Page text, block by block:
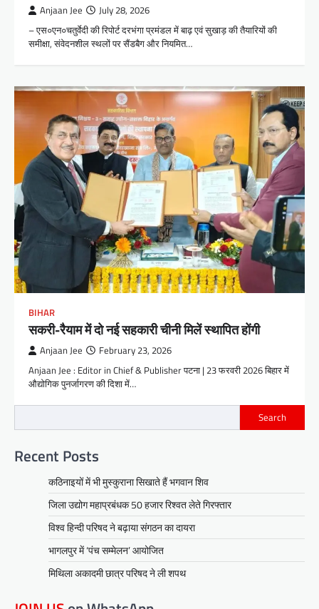
Anjaan Jee July 28, 2026
– एस०एन०चतुर्वेदी की रिपोर्ट दरभंगा प्रमंडल में बाढ़ एवं सुखाड़ की तैयारियों की
समीक्षा, संवेदनशील स्थलों पर सैंडबैग और नियमित…
BIHAR
सकरी-रैयाम में दो नई सहकारी चीनी मिलें स्थापित होंगी
Anjaan Jee February 23, 2026
Anjaan Jee : Editor in Chief & Publisher पटना | 23 फरवरी 2026 बिहार में
औद्योगिक पुनर्जागरण की दिशा में…
Search
Recent Posts
कठिनाइयों में भी मुस्कुराना सिखाते हैं भगवान शिव
जिला उद्योग महाप्रबंधक 50 हजार रिश्वत लेते गिरफ्तार
विश्व हिन्दी परिषद ने बढ़ाया संगठन का दायरा
भागलपुर में ‘पंच सम्मेलन’ आयोजित
मिथिला अकादमी छात्र परिषद ने ली शपथ